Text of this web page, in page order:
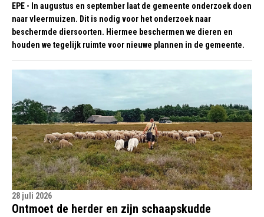
EPE - In augustus en september laat de gemeente onderzoek doen
naar vleermuizen. Dit is nodig voor het onderzoek naar
beschermde diersoorten. Hiermee beschermen we dieren en
houden we tegelijk ruimte voor nieuwe plannen in de gemeente.
28 juli 2026
Ontmoet de herder en zijn schaapskudde